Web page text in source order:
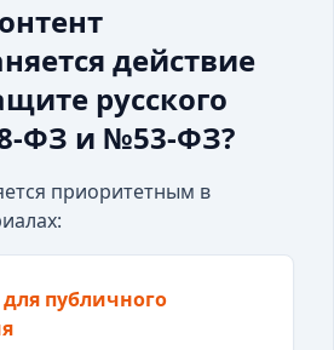
действие
русского
ФЗ и №53-ФЗ?
приоритетным в
публичного